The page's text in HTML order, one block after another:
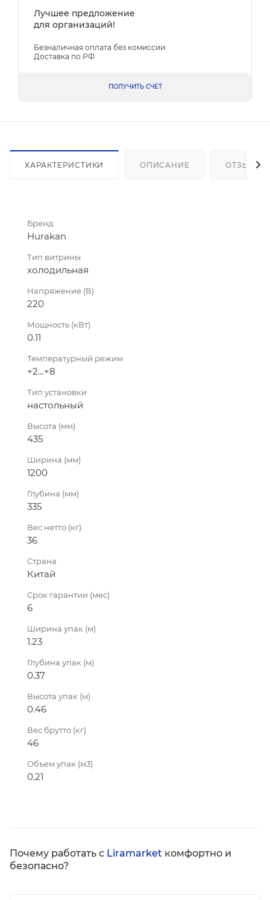
Лучшее предложение
для организаций!
Безналичная оплата без комиссии.
Доставка по РФ.
ПОЛУЧИТЬ СЧЕТ
ХАРАКТЕРИСТИКИ ОПИСАНИЕ ОТЗЫВЫ
Бренд
Hurakan
Тип витрины
холодильная
Напряжение (В)
220
Мощность (кВт)
0.11
Температурный режим
+2…+8
Тип установки
настольный
Высота (мм)
435
Ширина (мм)
1200
Глубина (мм)
335
Вес нетто (кг)
36
Страна
Китай
Срок гарантии (мес)
6
Ширина упак (м)
1.23
Глубина упак (м)
0.37
Высота упак (м)
0.46
Вес брутто (кг)
46
Объем упак (м3)
0.21
Почему работать с Liramarket комфортно и
безопасно?